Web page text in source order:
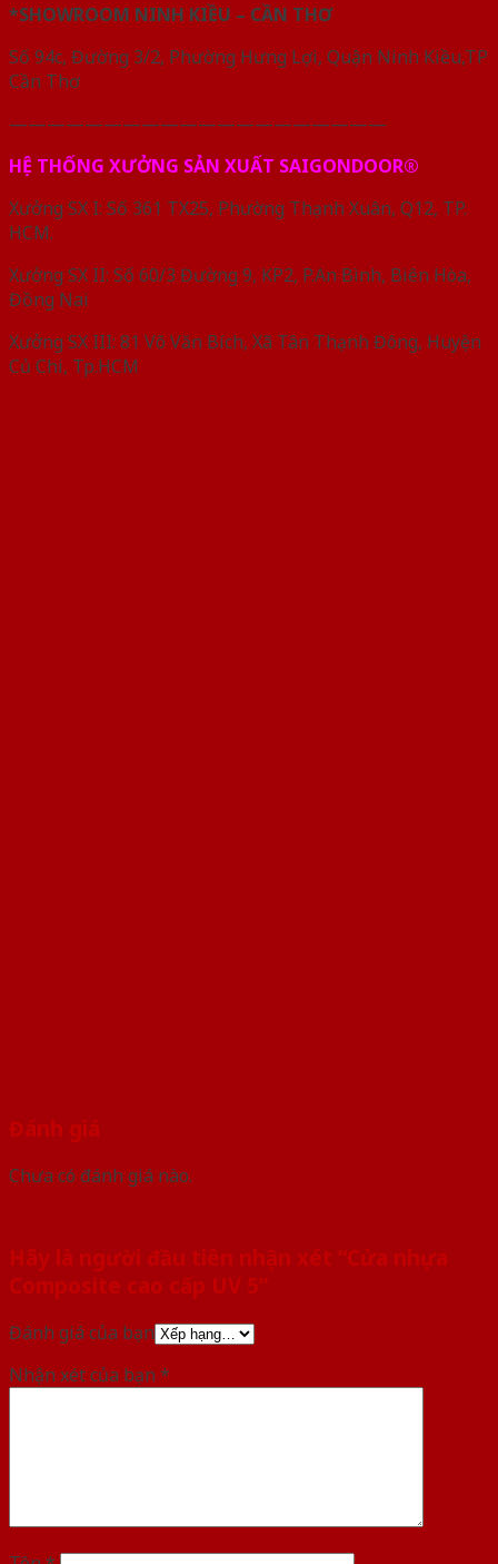
*SHOWROOM NINH KIỀU – CẦN THƠ
Số 94c, Đường 3/2, Phường Hưng Lợi, Quận Ninh Kiều,TP
Cần Thơ
————————————————————
HỆ THỐNG XƯỞNG SẢN XUẤT SAIGONDOOR®
Xưởng SX I: Số 361 TX25, Phường Thạnh Xuân, Q12, TP.
HCM.
Xưởng SX II: Số 60/3 Đường 9, KP2, P.An Bình, Biên Hòa,
Đồng Nai
Xưởng SX III: 81 Võ Văn Bích, Xã Tân Thạnh Đông, Huyện
Củ Chi, Tp.HCM
Đánh giá
Chưa có đánh giá nào.
Hãy là người đầu tiên nhận xét “Cửa nhựa
Composite cao cấp UV 5”
Đánh giá của bạn
Nhận xét của bạn *